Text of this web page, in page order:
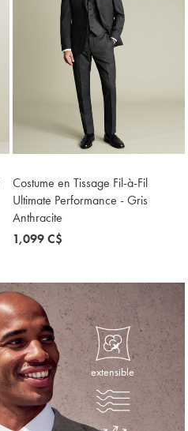
Costume en Tissage Fil-à-Fil
Ultimate Performance - Gris
Anthracite
now
1,099 C$
extensible